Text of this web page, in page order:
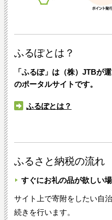
ふるぽとは？
「ふるぽ」は（株）JTBが
のポータルサイトです。
ふるぽとは？
ふるさと納税の流れ
すぐにお礼の品が欲しい
サイト上で寄附をしたい自
続きを行います。